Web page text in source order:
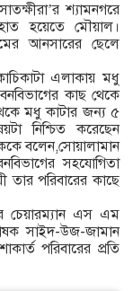
সাতক্ষীরা’র শ্যামনগরে
হয়েতে মৌয়াল।
আনসারের ছেলে
এলাকায় মধু
কাছ থেকে
মধু কাটার জন্য ৫
নিশ্চিত করেছেন
বলেন,সোয়ালামান
সহযোগিতা
তার পরিবারের কাছে
চেয়ারম্যান এস এম
সাইদ-উজ-জামান
পরিবারের প্রতি